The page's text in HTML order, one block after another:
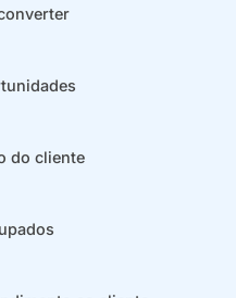
do cliente